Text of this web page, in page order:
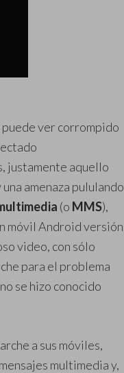
puede ver corrompido
justamente aquello
amenaza pululando
(o MMS),
móvil Android versión
video, con sólo
para el problema
se hizo conocido
a sus móviles,
multimedia y,